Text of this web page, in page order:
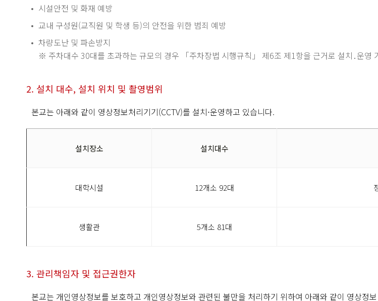
시설안전 및 화재 예방
교내 구성원(교직원 및 학생 등)의 안전을 위한 범죄 예방
차량도난 및 파손방지
※ 주차대수 30대를 초과하는 규모의 경우 「주차장법 시행규칙」 제6조 제1항을 근거로 설치․운영
2. 설치 대수, 설치 위치 및 촬영범위
본교는 아래와 같이 영상정보처리기기(CCTV)를 설치⋅운영하고 있습니다.
설치장소 설치대수
대학시설 12개소 92대
생활관 5개소 81대
3. 관리책임자 및 접근권한자
본교는 개인영상정보를 보호하고 개인영상정보와 관련된 불만을 처리하기 위하여 아래와 같이 영상정